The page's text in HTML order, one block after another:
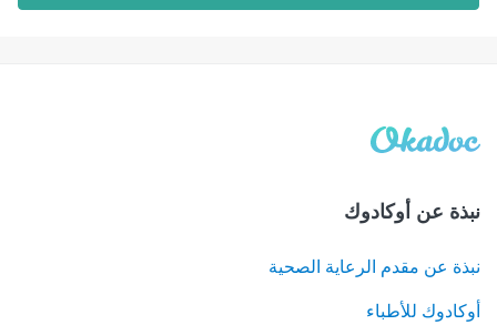
نبذة عن أوكادوك
نبذة عن مقدم الرعاية الصحية
أوكادوك للأطباء